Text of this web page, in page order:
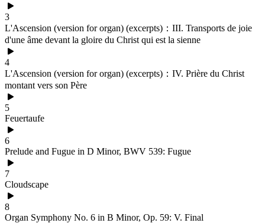
3
L'Ascension (version for organ) (excerpts)：III. Transports de joie
d'une âme devant la gloire du Christ qui est la sienne
4
L'Ascension (version for organ) (excerpts)：IV. Prière du Christ
montant vers son Père
5
Feuertaufe
6
Prelude and Fugue in D Minor, BWV 539: Fugue
7
Cloudscape
8
Organ Symphony No. 6 in B Minor, Op. 59: V. Final